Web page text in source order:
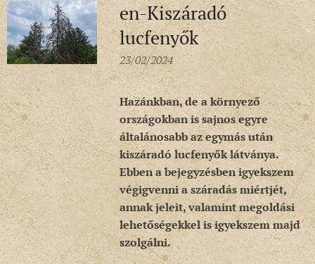
en-Kiszáradó
lucfenyők
23/02/2024
Hazánkban, de a környező
országokban is sajnos egyre
általánosabb az egymás után
kiszáradó lucfenyők látványa.
Ebben a bejegyzésben igyekszem
végigvenni a száradás miértjét,
annak jeleit, valamint megoldási
lehetőségekkel is igyekszem majd
szolgálni.